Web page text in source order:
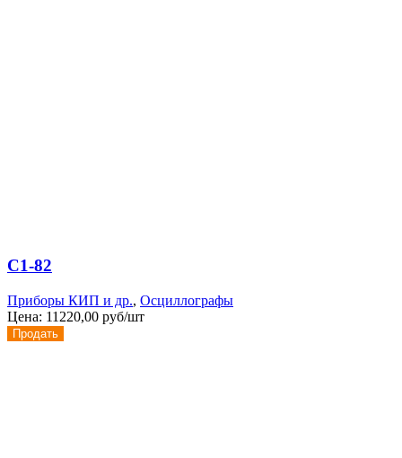
С1-82
Приборы КИП и др., Осциллографы
Цена: 11220,00 руб/шт
Продать